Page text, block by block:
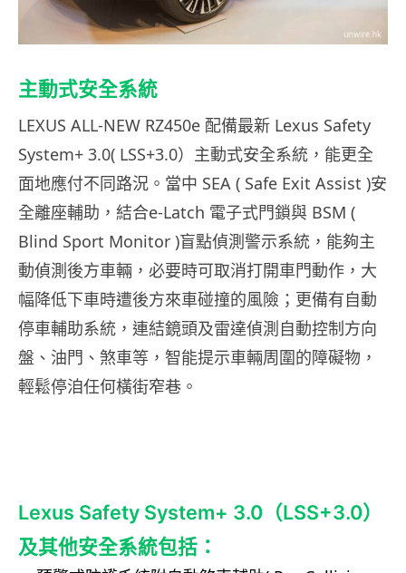
主動式安全系統
LEXUS ALL-NEW RZ450e 配備最新 Lexus Safety
System+ 3.0( LSS+3.0）主動式安全系統，能更全
面地應付不同路況。當中 SEA ( Safe Exit Assist )安
全離座輔助，結合e-Latch 電子式門鎖與 BSM (
Blind Sport Monitor )盲點偵測警示系統，能夠主
動偵測後方車輛，必要時可取消打開車門動作，大
幅降低下車時遭後方來車碰撞的風險；更備有自動
停車輔助系統，連結鏡頭及雷達偵測自動控制方向
盤、油門、煞車等，智能提示車輛周圍的障礙物，
輕鬆停洎任何橫街窄巷。
Lexus Safety System+ 3.0（LSS+3.0）
及其他安全系統包括：